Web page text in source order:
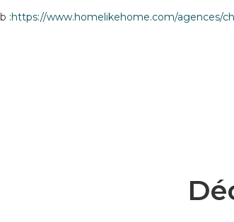
:https://www.homelikehome.com/agences/